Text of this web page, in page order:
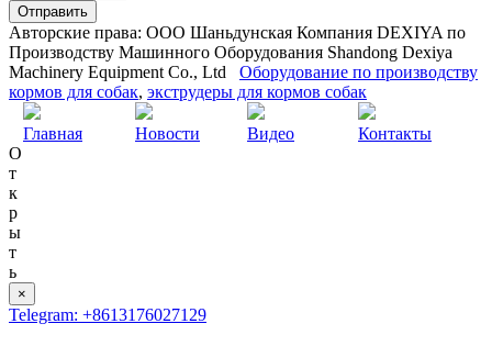
Авторские права: ООО Шаньдунская Компания DEXIYA по
Производству Машинного Оборудования Shandong Dexiya
Machinery Equipment Co., Ltd Оборудование по производству
кормов для собак, экструдеры для кормов собак
Главная Новости Видео
Контакты
О
т
к
р
ы
т
ь
×
Telegram: +8613176027129